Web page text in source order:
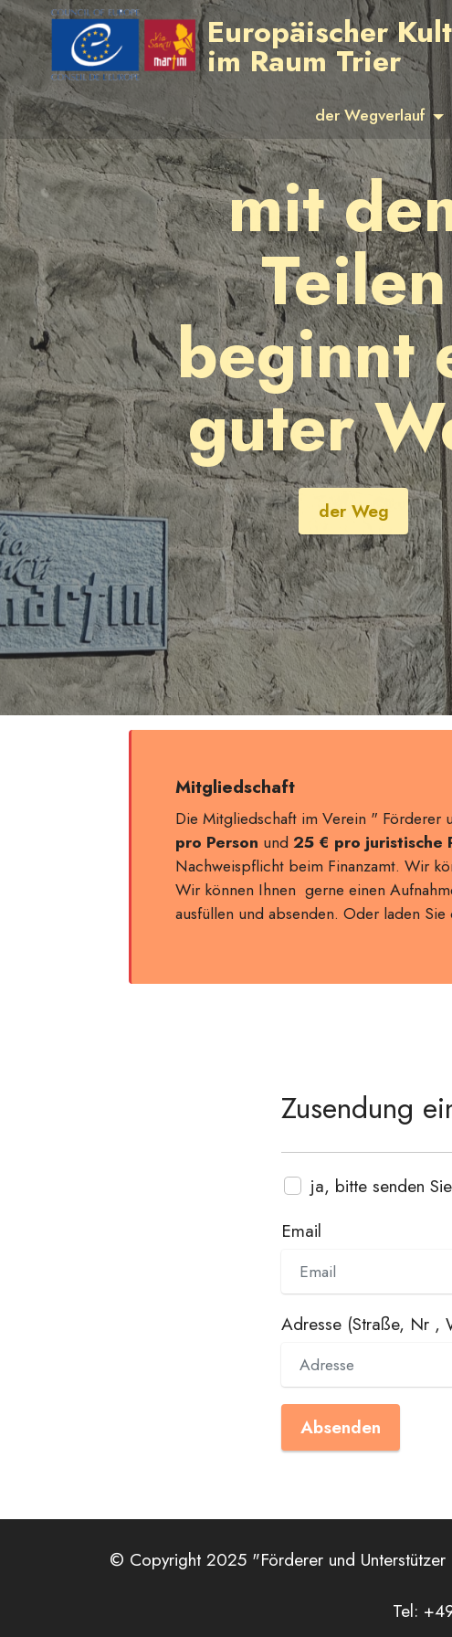
Europäischer
im Raum Trier
der Wegverlauf
mit
Teilen
beginnt
guter
der Weg
Mitgliedschaft
Die Mitgliedschaft im Verein " Förderer
pro Person und25 € pro juristische
Nachweispflicht beim Finanzamt. Wir
Wir können Ihnen gerne einen
ausfüllen und absenden. Oder laden Sie
Zusendung
ja, bitte senden
Email
Adresse (Straße, Nr ,
Absenden
© Copyright 2025 "Förderer und Unterstützer
Tel: